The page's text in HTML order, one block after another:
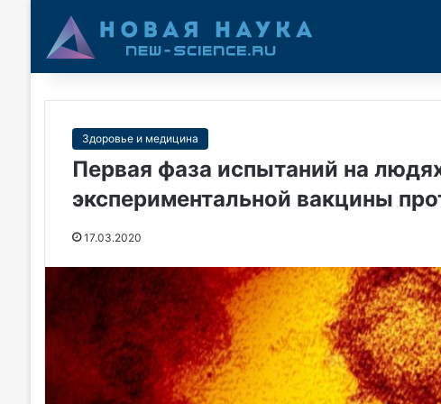
Здоровье и медицина
Первая фаза испытаний на
экспериментальной вакцины
17.03.2020